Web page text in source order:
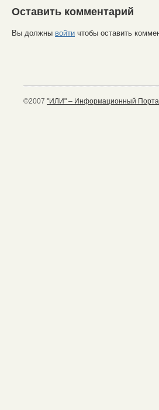
Оставить комментарий
Вы должны войти чтобы оставить
©2007 "ИЛИ" – Информационный